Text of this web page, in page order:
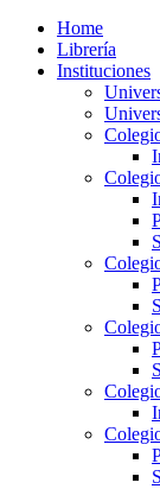
Home
Librería
Instituciones